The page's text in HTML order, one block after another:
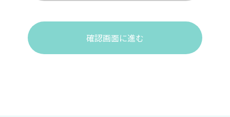
確認画面に進む